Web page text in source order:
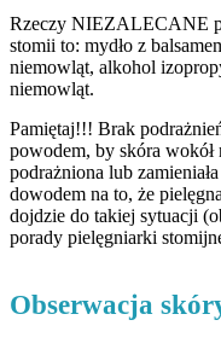
Rzeczy NIEZALECANE
stomii to: mydło z
niemowląt, alkohol
niemowląt.
Pamiętaj!!! Brak
powodem, by skóra wokół
podrażniona lub
dowodem na to, że
dojdzie do takiej sytuacji
porady pielęgniarki
Obserwacja